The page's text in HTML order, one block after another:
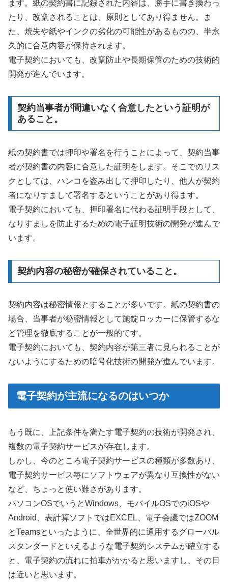
ます。紙の契約書に記録された内容は、勝手に書き換わっ
たり、改竄されることは、原則としてあり得ません。ま
た、焼失や紙やインクの劣化の可能性があるものの、半永
久的に合意内容が保持されます。
電子契約においても、改竄防止や長期保管のための技術的
開発が進んでいます。
契約当事者が間違いなく合意したという証明が
あること。
紙の契約書では押印や署名を行うことによって、契約当事
者が契約書の内容に合意した証明をします。そこでのリス
クとしては、ハンコを盗み出して押印したり、他人が契約
者になりすまして署名するということがあり得ます。
電子契約においても、押印署名に代わる証明手段として、
なりすましを防止するための電子証明技術の開発が進んで
います。
契約内容の秘密が確保されていること。
契約内容は秘密情報とすることが多いです。紙の契約書の
場合、当事者が秘密情報として施錠ロッカーに保管するな
ど管理を徹底することが一般的です。
電子契約においても、契約内容が第三者に見られることが
ないようにするための暗号化技術の開発が進んでいます。
電子契約が主流になるのはいつか
もう既に、上記条件を満たす電子契約の技術が開発され、
複数の電子契約サービスが存在します。
しかし、今のところ電子契約サービスの種類が多数あり、
電子契約サービス毎にソフトウェアが異なり互換性がない
など、ちょっと使い難さがあります。
パソコンOSでいうとWindows、モバイルOSでのiOSや
Android、表計算ソフトではEXCEL、電子会議ではZOOM
とTeamsといったように、全世界的に通用するグローバル
スタンダードといえるような電子契約システムが確立する
と、電子契約の流れに拍車がかかると思いますし、その日
は近いと思います。